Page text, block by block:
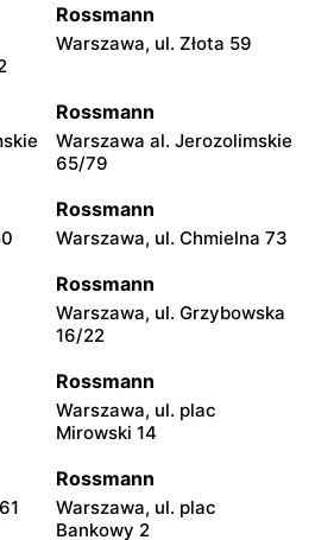
Rossmann
Warszawa, ul. Złota 59
Rossmann
Warszawa al. Jerozolimskie
65/79
Rossmann
Warszawa, ul. Chmielna 73
Rossmann
Warszawa, ul. Grzybowska
16/22
Rossmann
Warszawa, ul. plac
Mirowski 14
Rossmann
Warszawa, ul. plac
Bankowy 2